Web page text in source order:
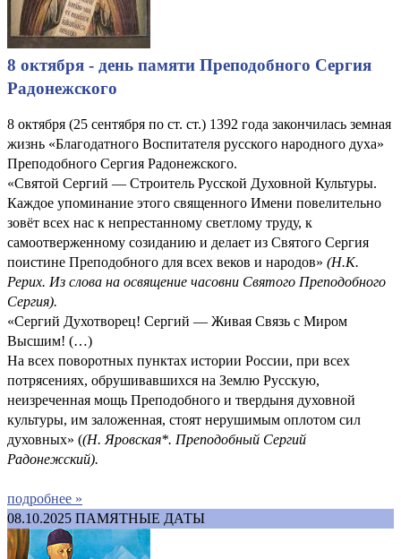
8 октября - день памяти Преподобного Сергия
Радонежского
8 октября (25 сентября по ст. ст.) 1392 года закончилась земная
жизнь «Благодатного Воспитателя русского народного духа»
Преподобного Сергия Радонежского.
«Святой Сергий — Строитель Русской Духовной Культуры.
Каждое упоминание этого священного Имени повелительно
зовёт всех нас к непрестанному светлому труду, к
самоотверженному созиданию и делает из Святого Сергия
поистине Преподобного для всех веков и народов» (Н.К.
Рерих. Из слова на освящение часовни Святого Преподобного
Сергия).
«Сергий Духотворец! Сергий — Живая Связь с Миром
Высшим! (…)
На всех поворотных пунктах истории России, при всех
потрясениях, обрушивавшихся на Землю Русскую,
неизреченная мощь Преподобного и твердыня духовной
культуры, им заложенная, стоят нерушимым оплотом сил
духовных» ((Н. Яровская*. Преподобный Сергий
Радонежский).
подробнее »
08.10.2025 ПАМЯТНЫЕ ДАТЫ